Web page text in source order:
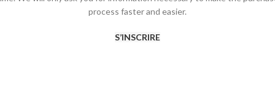
process faster and easier.
S’INSCRIRE